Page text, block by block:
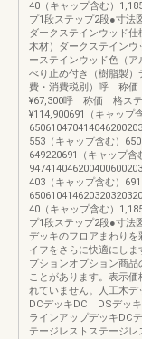
40（キャップ含む）
プ1段ステップ2段●寸法
ダークステインウッド
木材）ダークステイン
ーステインウッド色（
べり止め付き（樹脂製
費・消費税別）呼 称価
¥67,300呼 称価 格ステ
¥114,900691（キャップ
553（キャップ含む）
649220691（キャップ含
403（キャップ含む）691
40（キャップ含む）
プ1段ステップ2段●寸法
デッキのフロアまわりを
イフをさらに快適にし
プションオプション商
ことがあります。表示
れていません。人工木
DCデッキDC DSデッ
ラインアップデッキDC
テージレストステージ